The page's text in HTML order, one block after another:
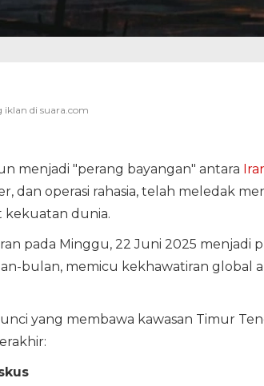
menjadi "perang bayangan" antara
dan operasi rahasia, telah meledak
kekuatan dunia.
pada Minggu, 22 Juni 2025 menjadi
bulan, memicu kekhawatiran global
yang membawa kawasan Timur